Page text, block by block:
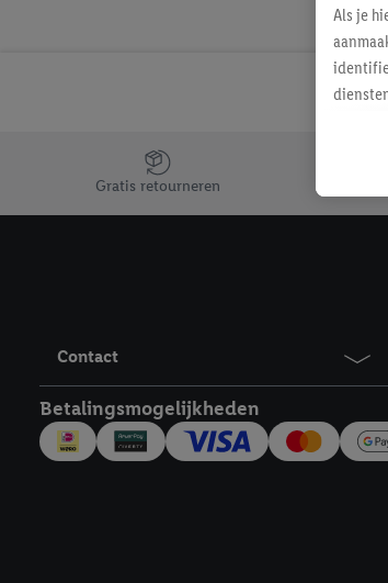
Jouw voordelen bij ons als Lidl webshop klant
Gratis retourneren
Contact
Betalingsmogelijkheden
Als je
Als je
eerder
Lidl-
Door te
Door
over